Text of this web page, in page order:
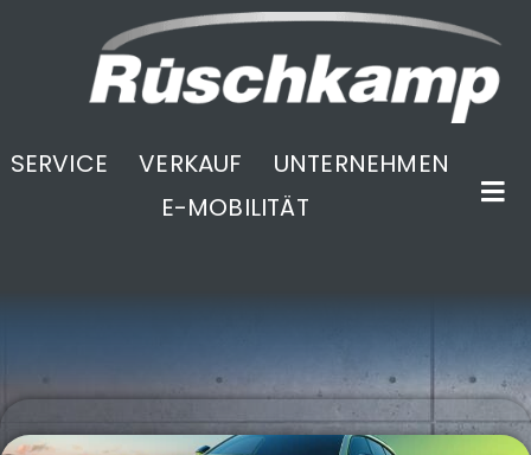
SERVICE VERKAUF
UNTERNEHMEN
E-MOBILITÄT
.